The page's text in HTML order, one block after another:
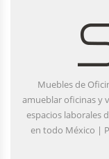
Muebles de
amueblar oficinas y
espacios laborales
en todo México |